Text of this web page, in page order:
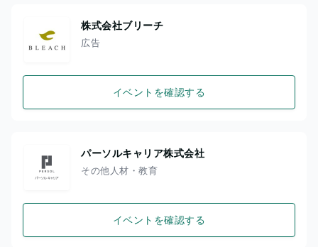
株式会社ブリーチ
広告
イベントを確認する
パーソルキャリア株式会社
その他人材・教育
イベントを確認する